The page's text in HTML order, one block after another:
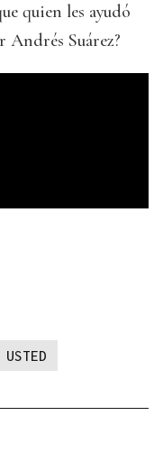
quien les ayudó
Andrés Suárez?